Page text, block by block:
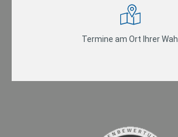
Termine am Ort Ihrer Wahl